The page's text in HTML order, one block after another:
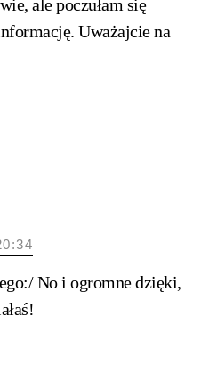
ale poczułam się
Uważajcie na
No i ogromne dzięki,